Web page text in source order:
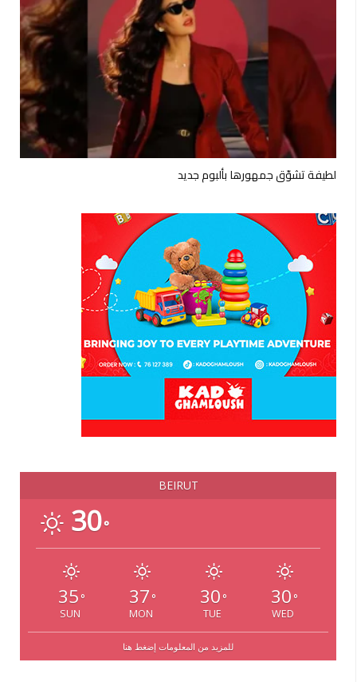
لطيفة تشوّق جمهورها بألبوم جديد
BEIRUT
30°
35 °
SUN
37 °
MON
30 °
TUE
30 °
WED
للمزيد من المعلومات إضغط هنا